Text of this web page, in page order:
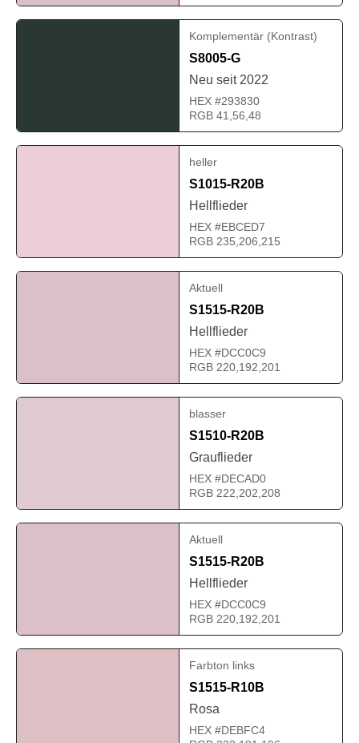
Komplementär (Kontrast)
S8005-G
Neu seit 2022
HEX #293830
RGB 41,56,48
heller
S1015-R20B
Hellflieder
HEX #EBCED7
RGB 235,206,215
Aktuell
S1515-R20B
Hellflieder
HEX #DCC0C9
RGB 220,192,201
blasser
S1510-R20B
Grauflieder
HEX #DECAD0
RGB 222,202,208
Aktuell
S1515-R20B
Hellflieder
HEX #DCC0C9
RGB 220,192,201
Farbton links
S1515-R10B
Rosa
HEX #DEBFC4